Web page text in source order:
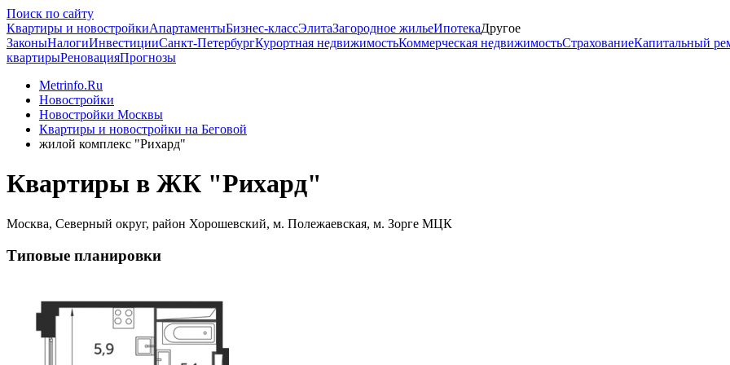
Поиск по сайту
Квартиры и новостройкиАпартаментыБизнес-классЭлитаЗагородное жильеИпотекаДругое
ЗаконыНалогиИнвестицииСанкт-ПетербургКурортная недвижимостьКоммерческая недвижимостьСтрахованиеКапитальный
квартирыРеновацияПрогнозы
Metrinfo.Ru
Новостройки
Новостройки Москвы
Квартиры и новостройки на Беговой
жилой комплекс "Рихард"
Квартиры в ЖК "Рихард"
Москва, Северный округ, район Хорошевский, м. Полежаевская, м. Зорге МЦК
Типовые планировки